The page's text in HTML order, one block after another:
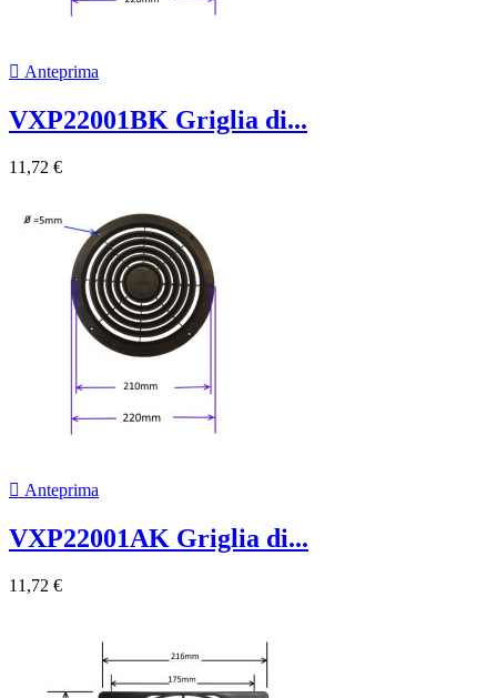
 Anteprima
VXP22001BK Griglia di...
11,72 €
 Anteprima
VXP22001AK Griglia di...
11,72 €